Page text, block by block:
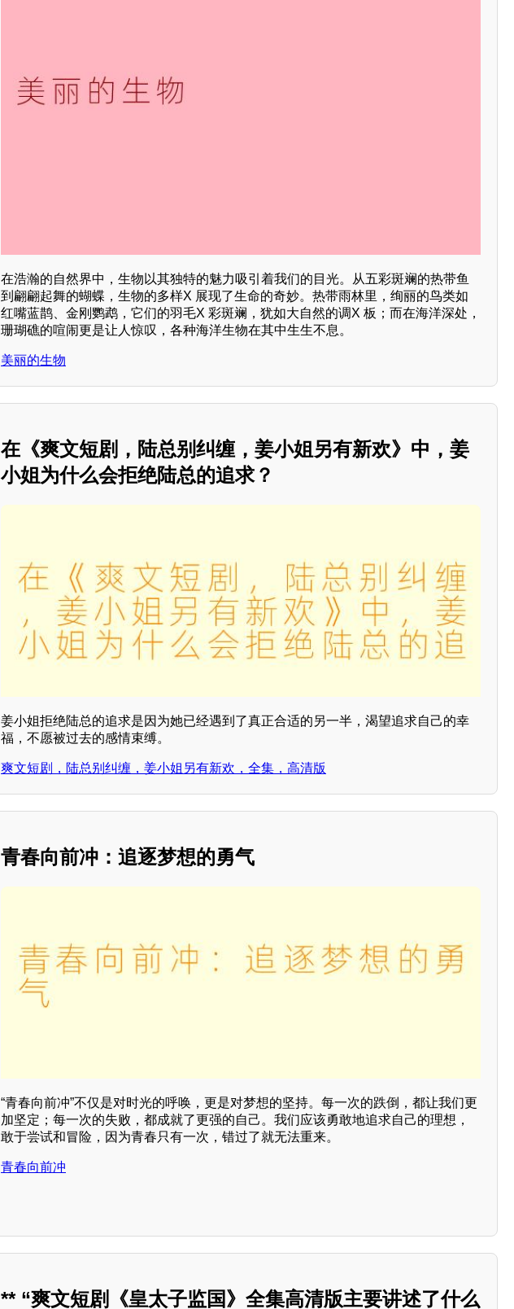
在浩瀚的自然界中，生物以其独特的魅力吸引着我们的目光。从五彩斑斓的热带鱼
到翩翩起舞的蝴蝶，生物的多样X 展现了生命的奇妙。热带雨林里，绚丽的鸟类如
红嘴蓝鹊、金刚鹦鹉，它们的羽毛X 彩斑斓，犹如大自然的调X 板；而在海洋深处，
珊瑚礁的喧闹更是让人惊叹，各种海洋生物在其中生生不息。
美丽的生物
在《爽文短剧，陆总别纠缠，姜小姐另有新欢》中，姜
小姐为什么会拒绝陆总的追求？
姜小姐拒绝陆总的追求是因为她已经遇到了真正合适的另一半，渴望追求自己的幸
福，不愿被过去的感情束缚。
爽文短剧，陆总别纠缠，姜小姐另有新欢，全集，高清版
青春向前冲：追逐梦想的勇气
“青春向前冲”不仅是对时光的呼唤，更是对梦想的坚持。每一次的跌倒，都让我们更
加坚定；每一次的失败，都成就了更强的自己。我们应该勇敢地追求自己的理想，
敢于尝试和冒险，因为青春只有一次，错过了就无法重来。
青春向前冲
** “爽文短剧《皇太子监国》全集高清版主要讲述了什么